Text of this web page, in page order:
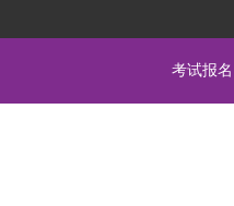
考试报名